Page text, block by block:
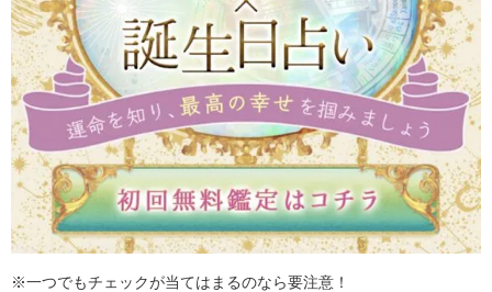
※一つでもチェックが当てはまるのなら要注意！